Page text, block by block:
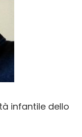
infantile dello